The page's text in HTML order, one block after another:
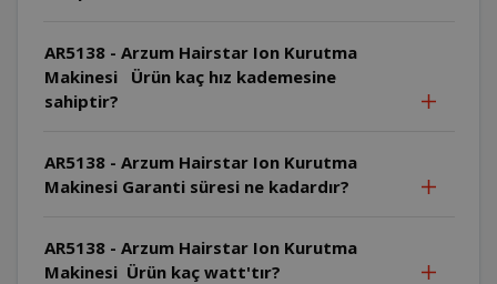
AR5138 - Arzum Hairstar Ion Kurutma
Makinesi Ürün kaç hız kademesine
sahiptir?
AR5138 - Arzum Hairstar Ion Kurutma
Makinesi Garanti süresi ne kadardır?
AR5138 - Arzum Hairstar Ion Kurutma
Makinesi Ürün kaç watt'tır?